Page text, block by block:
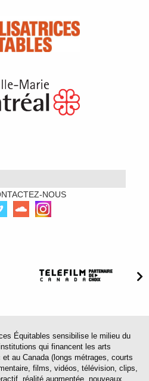
NOUS
Équitables sensibilise le milieu du
qui financent les arts
au Canada (longs métrages, courts
films, vidéos, télévision, clips,
réalité augmentée, nouveaux